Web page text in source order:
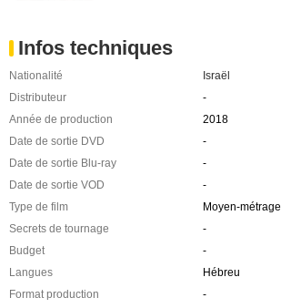
Infos techniques
Nationalité
Israël
Distributeur
-
Année de production
2018
Date de sortie DVD
-
Date de sortie Blu-ray
-
Date de sortie VOD
-
Type de film
Moyen-métrage
Secrets de tournage
-
Budget
-
Langues
Hébreu
Format production
-